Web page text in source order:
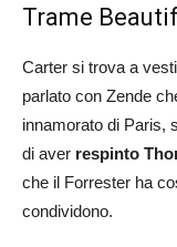
Trame
Carter si trova a
parlato con Zende
innamorato di Paris,
di aver respinto
che il Forrester ha
condividono.